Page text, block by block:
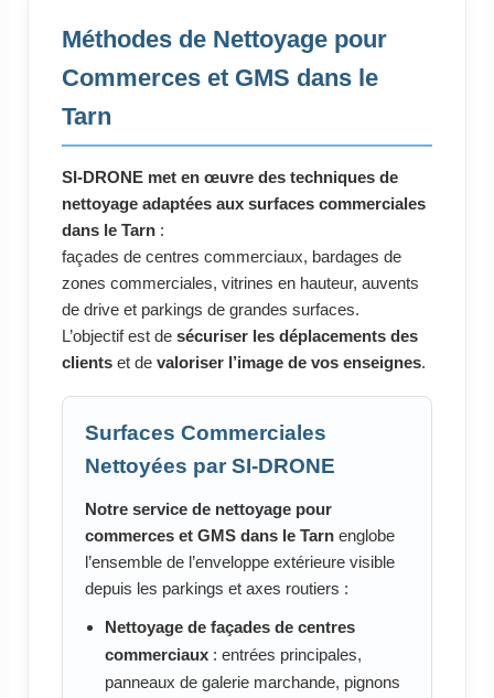
Méthodes de Nettoyage pour
Commerces et GMS dans le
Tarn
SI-DRONE met en œuvre des techniques de
nettoyage adaptées aux surfaces commerciales
dans le Tarn:
façades de centres commerciaux, bardages de
zones commerciales, vitrines en hauteur, auvents
de drive et parkings de grandes surfaces.
L’objectif est de sécuriser les déplacements des
clientset de valoriser l’image de vos enseignes.
Surfaces Commerciales
Nettoyées par SI-DRONE
Notre service de nettoyage pour
commerces et GMS dans le Tarnenglobe
l’ensemble de l’enveloppe extérieure visible
depuis les parkings et axes routiers :
Nettoyage de façades de centres
commerciaux: entrées principales,
panneaux de galerie marchande, pignons